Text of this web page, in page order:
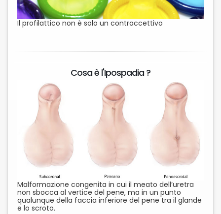
Il profilattico non è solo un contraccettivo
Cosa è l'Ipospadia ?
Malformazione congenita in cui il meato dell’uretra
non sbocca al vertice del pene, ma in un punto
qualunque della faccia inferiore del pene tra il glande
e lo scroto.